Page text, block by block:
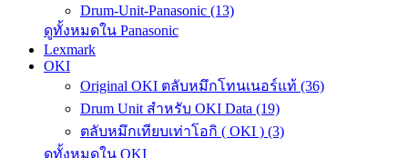
Drum-Unit-Panasonic (13)
ดูทั้งหมดใน Panasonic
Lexmark
OKI
Original OKI ตลับหมึกโทนเนอร์แท้ (36)
Drum Unit สำหรับ OKI Data (19)
ตลับหมึกเทียบเท่าโอกิ ( OKI ) (3)
ดูทั้งหมดใน OKI